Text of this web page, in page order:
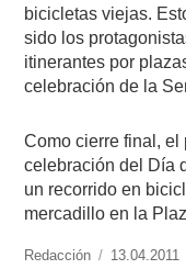
bicicletas viejas.
sido los
itinerantes por
celebración de la
Como cierre final, el
celebración del Día
un recorrido en
mercadillo en la
https://
Redacción
Publicado
13.04.2011